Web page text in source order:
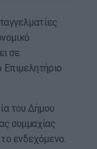
σε
του Δήμου
συμμαχίας
ενδεχόμενο.